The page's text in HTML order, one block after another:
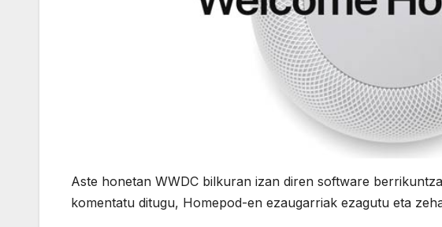
Aste honetan WWDC bilkuran izan diren software
komentatu ditugu, Homepod-en ezaugarriak ezagutu eta